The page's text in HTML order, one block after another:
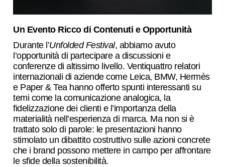
Un Evento Ricco di Contenuti e Opportunità
Durante l’Unfolded Festival, abbiamo avuto
l’opportunità di partecipare a discussioni e
conferenze di altissimo livello. Ventiquattro relatori
internazionali di aziende come Leica, BMW, Hermès
e Paper & Tea hanno offerto spunti interessanti su
temi come la comunicazione analogica, la
fidelizzazione dei clienti e l’importanza della
materialità nell’esperienza di marca. Ma non si è
trattato solo di parole: le presentazioni hanno
stimolato un dibattito costruttivo sulle azioni concrete
che i brand possono mettere in campo per affrontare
le sfide della sostenibilità.